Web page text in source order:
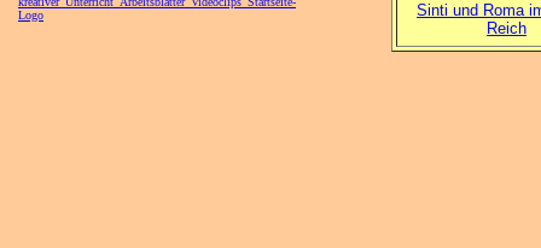
Sinti und Roma
Reich